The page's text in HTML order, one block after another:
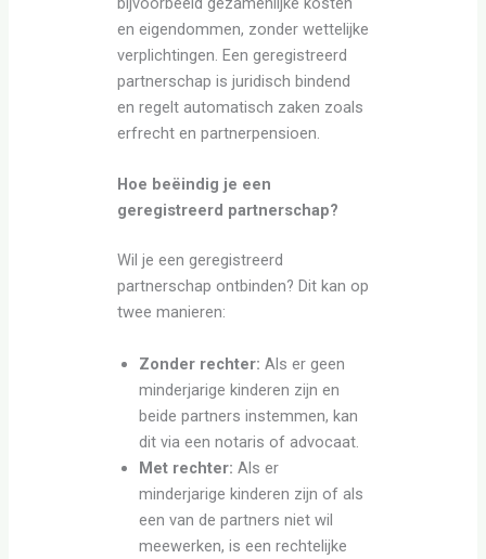
en eigendommen, zonder wettelijke
verplichtingen. Een geregistreerd
partnerschap is juridisch bindend
en regelt automatisch zaken zoals
erfrecht en partnerpensioen.
Hoe beëindig je een
geregistreerd partnerschap?
Wil je een geregistreerd
partnerschap ontbinden? Dit kan op
twee manieren:
Zonder rechter: Als er geen
minderjarige kinderen zijn en
beide partners instemmen, kan
dit via een notaris of advocaat.
Met rechter: Als er
minderjarige kinderen zijn of als
een van de partners niet wil
meewerken, is een rechtelijke